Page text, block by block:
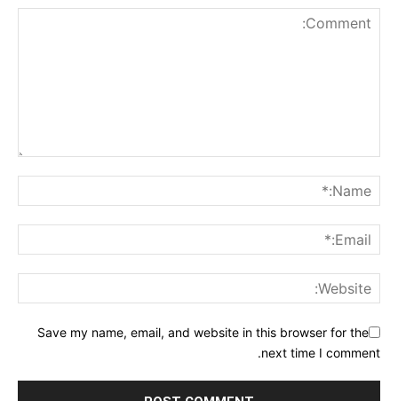
Save my name, email, and website in this browser for the
next time I comment.